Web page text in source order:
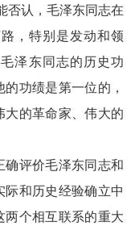
否认，毛泽东同志在
，特别是发动和领
泽东同志的历史功
功绩是第一位的，
大的革命家、伟大的
评价毛泽东同志和
和历史经验确立中
两个相互联系的重大